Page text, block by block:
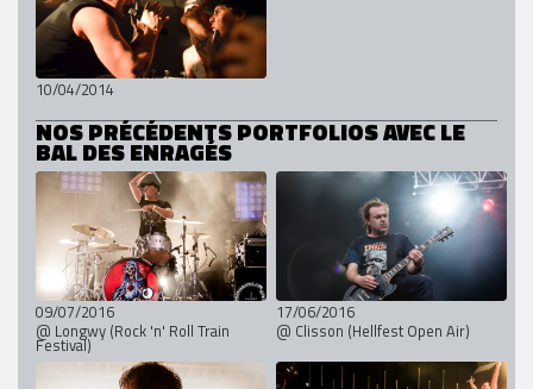
10/04/2014
NOS PRÉCÉDENTS PORTFOLIOS AVEC LE
BAL DES ENRAGÉS
09/07/2016
@ Longwy (Rock 'n' Roll Train
Festival)
17/06/2016
@ Clisson (Hellfest Open Air)